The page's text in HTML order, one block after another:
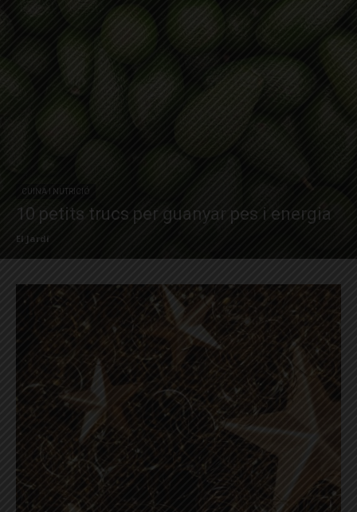
CUINA I NUTRICIÓ
10 petits trucs per guanyar pes i energia
El Jardí